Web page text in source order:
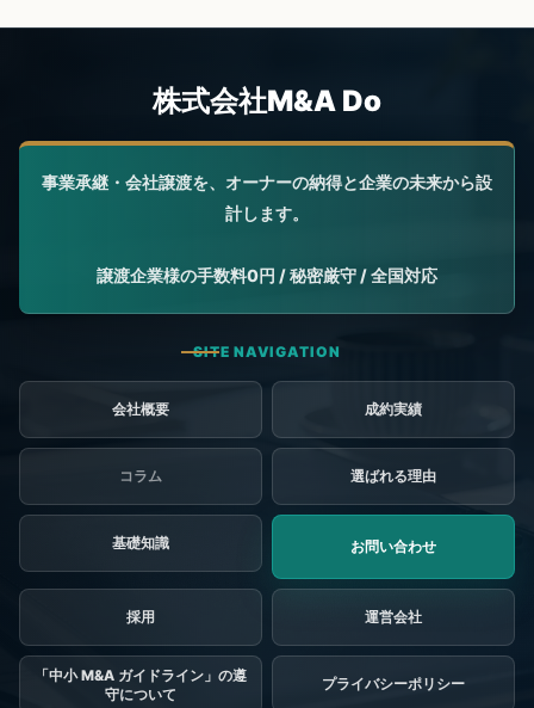
会社概要 成約実績
コラム 選ばれる理由
基礎知識 お問い合わせ
採用
「中小 M&A ガイドライン」の遵
守について
プライバシーポリシー